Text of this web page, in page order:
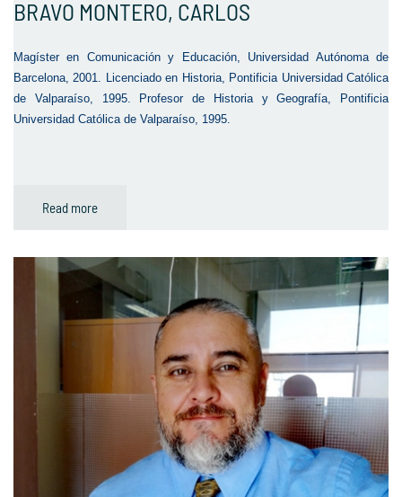
BRAVO MONTERO, CARLOS
Magíster en Comunicación y Educación, Universidad Autónoma de
Barcelona, 2001. Licenciado en Historia, Pontificia Universidad Católica
de Valparaíso, 1995. Profesor de Historia y Geografía, Pontificia
Universidad Católica de Valparaíso, 1995.
Read more